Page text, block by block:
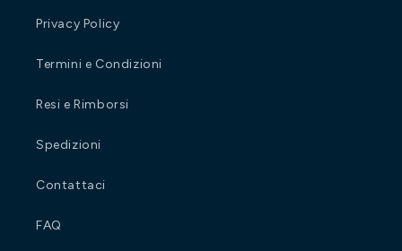
Privacy Policy
Termini e Condizioni
Resi e Rimborsi
Spedizioni
Contattaci
FAQ